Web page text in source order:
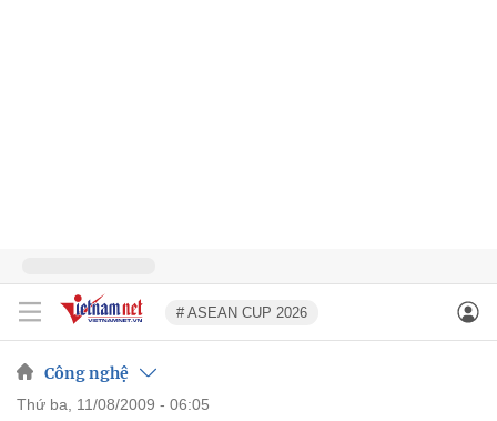
# ASEAN CUP 2026
Công nghệ
thứ ba, 11/08/2009 - 06:05